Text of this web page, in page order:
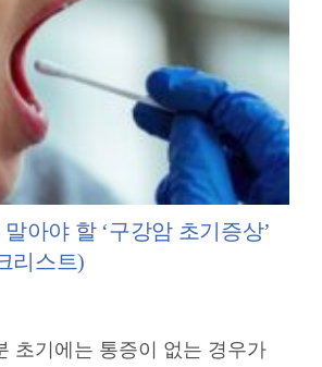
아야 할 ‘구강암 초기증상’
리스트)
초기에는 통증이 없는 경우가